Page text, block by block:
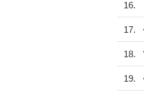
16.
17.
18.
19.